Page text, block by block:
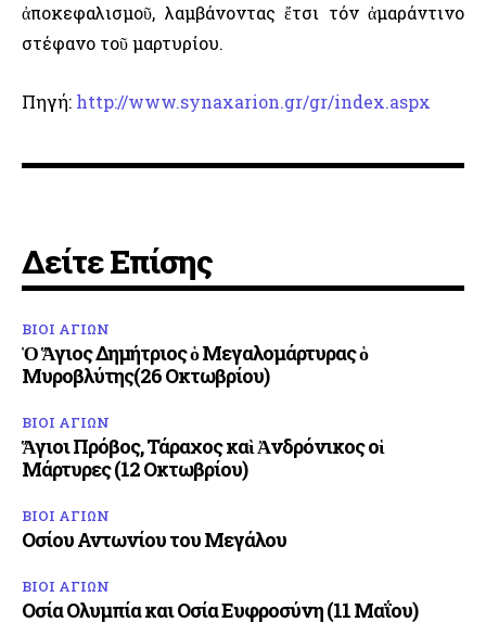
ἀποκεφαλισμοῦ, λαμβάνοντας ἔτσι τόν ἀμαράντινο
στέφανο τοῦ μαρτυρίου.
Πηγή: http://www.synaxarion.gr/gr/index.aspx
Δείτε Επίσης
ΒΙΟΙ ΑΓΙΩΝ
Ὁ Ἅγιος Δημήτριος ὁ Μεγαλομάρτυρας ὁ
Μυροβλύτης(26 Οκτωβρίου)
ΒΙΟΙ ΑΓΙΩΝ
Ἅγιοι Πρόβος, Τάραχος καὶ Ἀνδρόνικος οἱ
Μάρτυρες (12 Οκτωβρίου)
ΒΙΟΙ ΑΓΙΩΝ
Οσίου Αντωνίου του Μεγάλου
ΒΙΟΙ ΑΓΙΩΝ
Οσία Ολυμπία και Οσία Ευφροσύνη (11 Μαΐου)